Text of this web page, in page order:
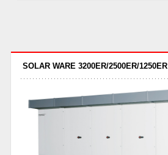
SOLAR WARE 3200ER/2500ER/1250ER